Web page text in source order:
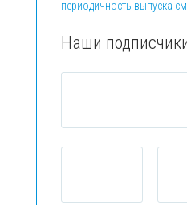
периодичность выпуска
Наши